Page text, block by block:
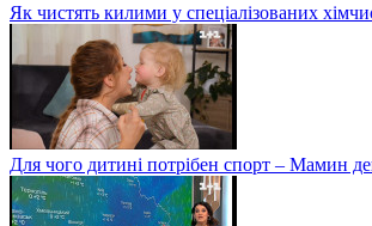
Як чистять килими у спеціалізованих
Для чого дитині потрібен спорт – Мамин